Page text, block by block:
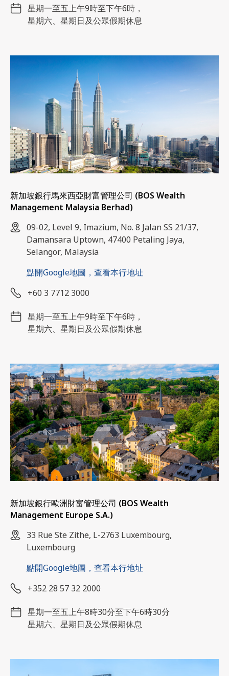
星期一至五上午9時至下午6時，
星期六、星期日及公眾假期休息
新加坡銀行馬來西亞財富管理公司 (BOS Wealth
Management Malaysia Berhad)
09-02, Level 9, Imazium, No. 8 Jalan SS 21/37,
Damansara Uptown, 47400 Petaling Jaya,
Selangor, Malaysia
點開Google地圖，查看本行地址
+60 3 7712 3000
星期一至五上午9時至下午6時，
星期六、星期日及公眾假期休息
新加坡銀行歐洲財富管理公司 (BOS Wealth
Management Europe S.A.)
33 Rue Ste Zithe, L-2763 Luxembourg,
Luxembourg
點開Google地圖，查看本行地址
+352 28 57 32 2000
星期一至五上午8時30分至下午6時30分
星期六、星期日及公眾假期休息